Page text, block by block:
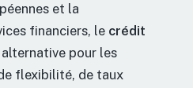
et la
financiers, le crédit
pour les
flexibilité, de taux